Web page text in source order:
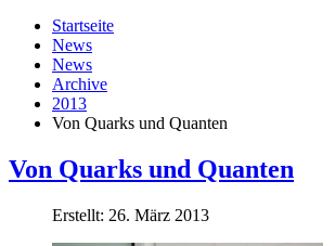
Startseite
News
News
Archive
2013
Von Quarks und Quanten
Von Quarks und Quanten
Erstellt: 26. März 2013